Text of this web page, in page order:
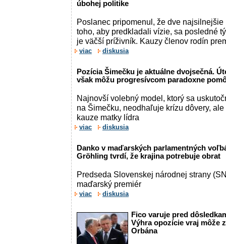
úbohej politike
Poslanec pripomenul, že dve
toho, aby predkladali vízie, sa posledné
je väčší príživník. Kauzy členov rodín
viac diskusia
Pozícia Šimečku je aktuálne dvojsečná.
však môžu progresívcom paradoxne
Najnovší volebný model, ktorý sa
na Šimečku, neodhaľuje krízu dôvery,
kauze matky lídra
viac diskusia
Danko v maďarských parlamentných
Gröhling tvrdí, že krajina potrebuje obrat
Predseda Slovenskej národnej strany
maďarský premiér
viac diskusia
Fico varuje pred
Výhra opozície vraj môže
Orbána